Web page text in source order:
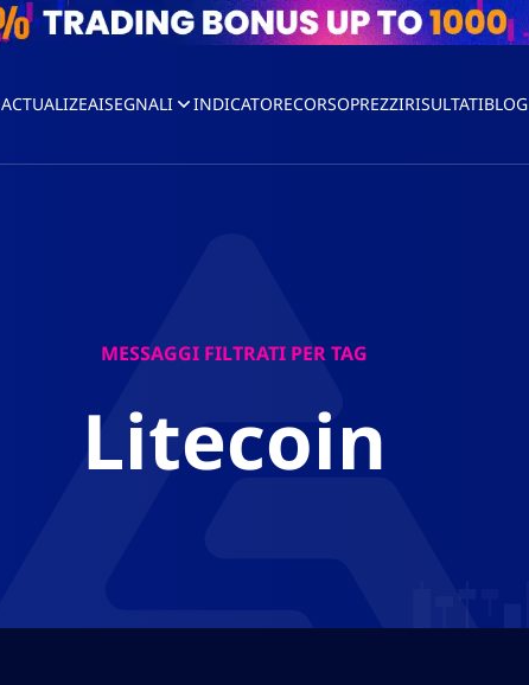
ACTUALIZEAISEGNALI INDICATORECORSOPREZZIRISULTATIBLOG
MESSAGGI FILTRATI PER TAG
Litecoin